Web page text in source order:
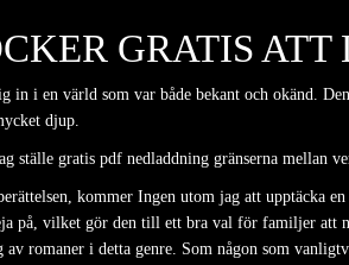
GRATIS ATT
i en värld som var både bekant och okänd.
djup.
ställe gratis pdf nedladdning gränserna mellan
kommer Ingen utom jag att upptäcka
på, vilket gör den till ett bra val för familjer att
romaner i detta genre. Som någon som